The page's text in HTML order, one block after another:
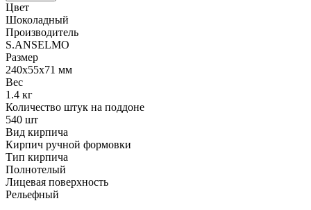
Цвет
Шоколадный
Производитель
S.ANSELMO
Размер
240х55х71 мм
Вес
1.4 кг
Количество штук на поддоне
540 шт
Вид кирпича
Кирпич ручной формовки
Тип кирпича
Полнотелый
Лицевая поверхность
Рельефный